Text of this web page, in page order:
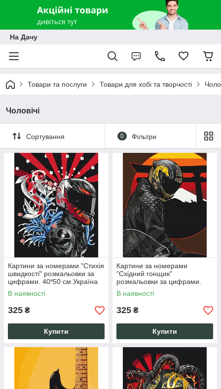
На Дачу
Товари та послуги Товари для хобі та творчості
Чоловічі
Сортування 0 Фільтри
Картини за номерами "Стихія
швидкості" розмальовки за
цифрами. 40*50 см.Україна
В наявності
325 ₴
Купити
Картини за номерами
"Східний гонщик"
розмальовки за цифрами.
40*50 см.Україна
В наявності
325 ₴
Купити